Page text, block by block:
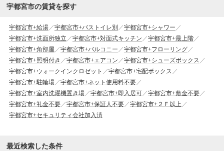
宇都宮市の賃貸を探す
宇都宮市+給湯 宇都宮市+バストイレ別
宇都宮市+シャワー
宇都宮市+洗面所独立
宇都宮市+対面式キッチン
宇都宮市+最上階
宇都宮市+角部屋
宇都宮市+バルコニー
宇都宮市+フローリング
宇都宮市+照明付き
宇都宮市+エアコン
宇都宮市+シューズボックス
宇都宮市+ウォークインクロゼット
宇都宮市+宅配ボックス
宇都宮市+駐輪場
宇都宮市+ネット使用料不要
宇都宮市+室内洗濯機置き場
宇都宮市+即入居可
宇都宮市+敷金不要
宇都宮市+礼金不要
宇都宮市+保証人不要
宇都宮市+２Ｆ以上
宇都宮市+セキュリティ会社加入済
最近検索した条件